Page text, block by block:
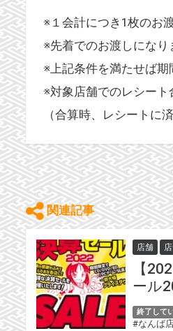
※１会計につき1枚のお
※先着でのお渡しにな
※上記条件を満たせば
※対象店舗でのレシー
（合算時、レシートに
関連記事
店舗
【
ール
終了して
#なんば